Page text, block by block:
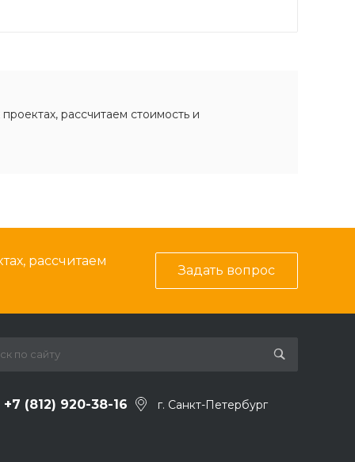
рассчитаем стоимость и
рассчитаем
Задать вопрос
+7 (812) 920-38-16 г. Санкт-Петербург